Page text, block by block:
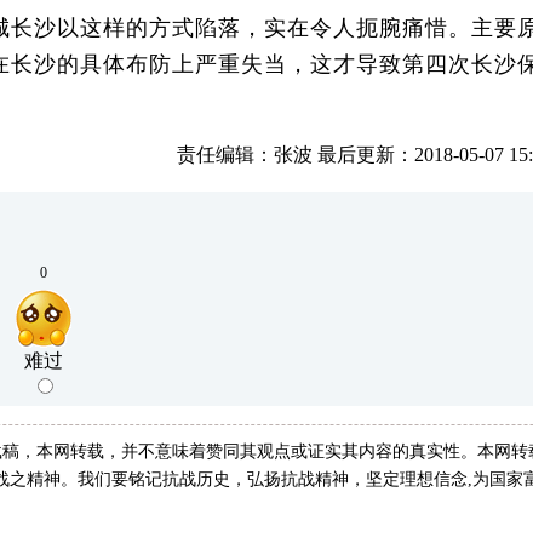
沙以这样的方式陷落，实在令人扼腕痛惜。主要
沙的具体布防上严重失当，这才导致第四次长沙
责任编辑：张波 最后更新：2018-05-07
0
难过
，本网转载，并不意味着赞同其观点或证实其内容的真实性。本网转
精神。我们要铭记抗战历史，弘扬抗战精神，坚定理想信念,为国家